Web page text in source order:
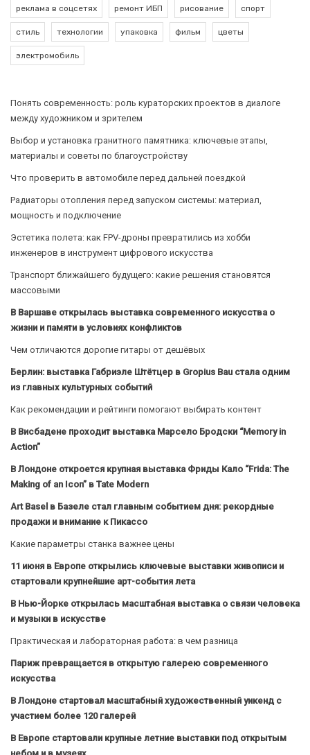
реклама в соцсетях ремонт ИБП рисование спорт
стиль технологии упаковка фильм цветы
электромобиль
Понять современность: роль кураторских проектов в диалоге
между художником и зрителем
Выбор и установка гранитного памятника: ключевые этапы,
материалы и советы по благоустройству
Что проверить в автомобиле перед дальней поездкой
Радиаторы отопления перед запуском системы: материал,
мощность и подключение
Эстетика полета: как FPV-дроны превратились из хобби
инженеров в инструмент цифрового искусства
Транспорт ближайшего будущего: какие решения становятся
массовыми
В Варшаве открылась выставка современного искусства о
жизни и памяти в условиях конфликтов
Чем отличаются дорогие гитары от дешёвых
Берлин: выставка Габриэле Штётцер в Gropius Bau стала одним
из главных культурных событий
Как рекомендации и рейтинги помогают выбирать контент
В Висбадене проходит выставка Марсело Бродски “Memory in
Action”
В Лондоне откроется крупная выставка Фриды Кало “Frida: The
Making of an Icon” в Tate Modern
Art Basel в Базеле стал главным событием дня: рекордные
продажи и внимание к Пикассо
Какие параметры станка важнее цены
11 июня в Европе открылись ключевые выставки живописи и
стартовали крупнейшие арт-события лета
В Нью-Йорке открылась масштабная выставка о связи человека
и музыки в искусстве
Практическая и лабораторная работа: в чем разница
Париж превращается в открытую галерею современного
искусства
В Лондоне стартовал масштабный художественный уикенд с
участием более 120 галерей
В Европе стартовали крупные летние выставки под открытым